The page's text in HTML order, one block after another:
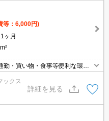
等：6,000円)
1ヶ月
・買い物・食事等便利な環境
スもあり不在時にも荷物が受け
で防犯面も安心です♪
ックス
詳細を見る